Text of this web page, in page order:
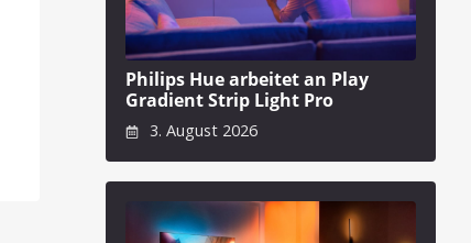
Philips Hue arbeitet an Play
Gradient Strip Light Pro
3. August 2026